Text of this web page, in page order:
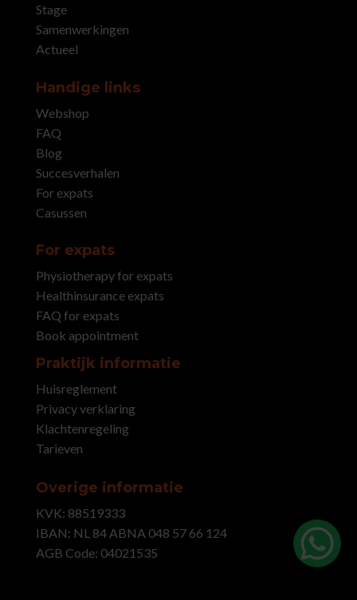
Stage
Samenwerkingen
Actueel
Handige links
Webshop
FAQ
Blog
Succesverhalen
For expats
Casussen
For expats
Physiotherapy for expats
Healthinsurance expats
FAQ for expats
Book appointment
Praktijk informatie
Huisreglement
Privacy verklaring
Klachtenregeling
Tarieven
Overige informatie
KVK: 88519333
IBAN: NL 84 ABNA 048 57 66 124
AGB Code: 04021535